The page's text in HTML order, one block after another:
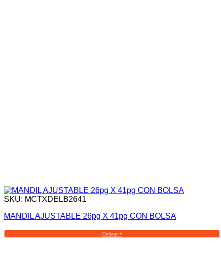
SKU: MCTXDELB2641
MANDIL AJUSTABLE 26pg X 41pg CON BOLSA
Cotizar +